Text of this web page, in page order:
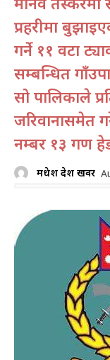
प्रहरीमा
गर्ने ११ वटा
सम्बन्धित
सो पालिकाले
जरिवानासमेत
नम्बर १३ गण
मधेश प्रदेश खवर